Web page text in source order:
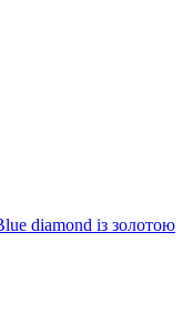
diamond із золотою